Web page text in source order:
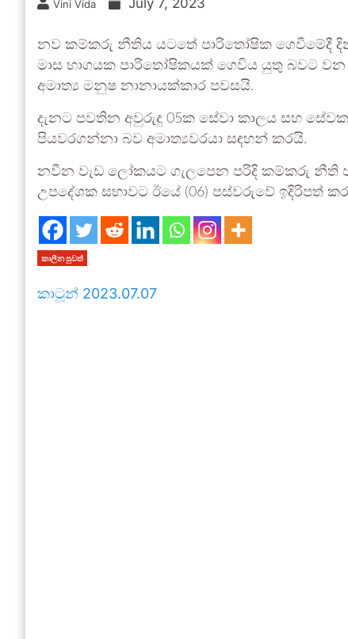
Vini Vida July 7, 2023
නව කම්කරු නීතිය යටතේ පාරිතෝෂික ගෙවීමේදී
මාස භාගයක පාරිතෝෂිකයක් ගෙවිය යුතු බවට
අමාත්‍ය මනුෂ නානායක්කාර පවසයි.
දැනට පවතින අවුරුදු 05ක සේවා කාලය සහ
පියවරගන්නා බව අමාත්‍යවරයා සඳහන් කරයි.
නවීන වැඩ ලෝකයට ගැලපෙන පරිදි කම්කරු නීති
උපදේශක සභාවට ඊයේ (06) පස්වරුවේ ඉදිරිපත්
කාලීන පුවත්
කාටූන් 2023.07.07